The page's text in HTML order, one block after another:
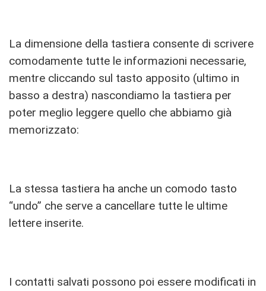
La dimensione della tastiera consente di scrivere
comodamente tutte le informazioni necessarie,
mentre cliccando sul tasto apposito (ultimo in
basso a destra) nascondiamo la tastiera per
poter meglio leggere quello che abbiamo già
memorizzato:
La stessa tastiera ha anche un comodo tasto
“undo” che serve a cancellare tutte le ultime
lettere inserite.
I contatti salvati possono poi essere modificati in